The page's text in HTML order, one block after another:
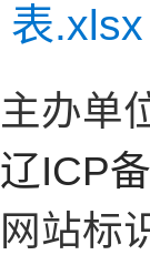
表.xlsx
主办单
辽ICP
网站标